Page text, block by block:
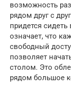
возможность
рядом друг с
придется
означает, что
свободный
позволяет
столом. Это
рядом большое